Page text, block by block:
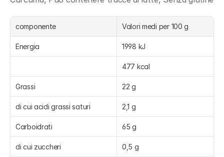
componente Valori medi per 100 g
Energia 1998 kJ
477 kcal
Grassi 22 g
di cui acidi grassi saturi 2,1 g
Carboidrati 65 g
di cui zuccheri 0,5 g